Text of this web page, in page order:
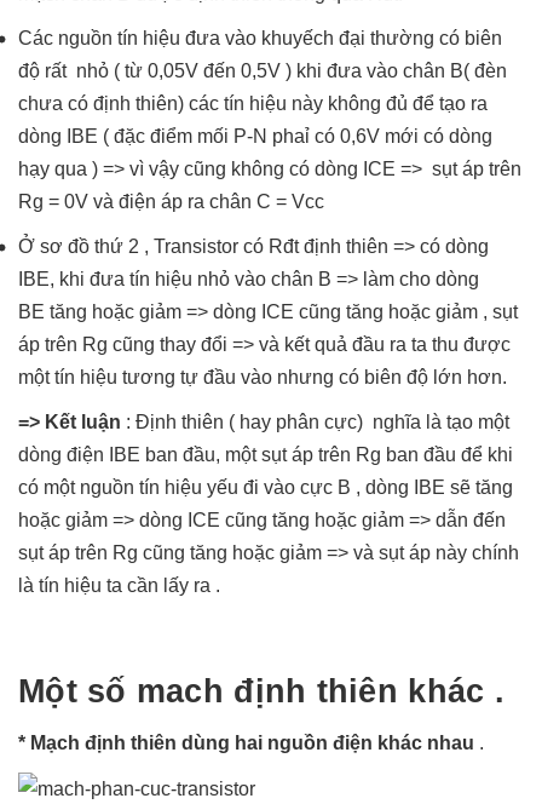
Các nguồn tín hiệu đưa vào khuyếch đại thường có biên
độ rất nhỏ ( từ 0,05V đến 0,5V ) khi đưa vào chân B( đèn
chưa có định thiên) các tín hiệu này không đủ để tạo ra
dòng IBE ( đặc điểm mối P-N phaỉ có 0,6V mới có dòng
hạy qua ) => vì vậy cũng không có dòng ICE => sụt áp trên
Rg = 0V và điện áp ra chân C = Vcc
Ở sơ đồ thứ 2 , Transistor có Rđt định thiên => có dòng
IBE, khi đưa tín hiệu nhỏ vào chân B => làm cho dòng
BE tăng hoặc giảm => dòng ICE cũng tăng hoặc giảm , sụt
áp trên Rg cũng thay đổi => và kết quả đầu ra ta thu được
một tín hiệu tương tự đầu vào nhưng có biên độ lớn hơn.
=> Kết luận : Định thiên ( hay phân cực) nghĩa là tạo một
dòng điện IBE ban đầu, một sụt áp trên Rg ban đầu để khi
có một nguồn tín hiệu yếu đi vào cực B , dòng IBE sẽ tăng
hoặc giảm => dòng ICE cũng tăng hoặc giảm => dẫn đến
sụt áp trên Rg cũng tăng hoặc giảm => và sụt áp này chính
là tín hiệu ta cần lấy ra .
Một số mach định thiên khác .
* Mạch định thiên dùng hai nguồn điện khác nhau .